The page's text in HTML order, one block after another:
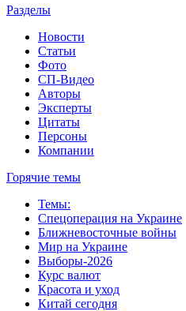
Разделы
Новости
Статьи
Фото
СП-Видео
Авторы
Эксперты
Цитаты
Персоны
Компании
Горячие темы
Темы:
Спецоперация на Украине
Ближневосточные войны
Мир на Украине
Выборы-2026
Курс валют
Красота и уход
Китай сегодня